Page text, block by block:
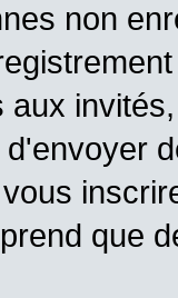
non
aux
que